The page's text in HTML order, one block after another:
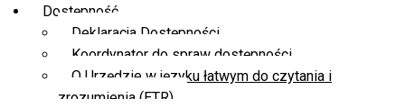
Dostępność
Deklaracja Dostępności
Koordynator do spraw dostępności
O Urzędzie w języku łatwym do czytania i
zrozumienia (ETR)